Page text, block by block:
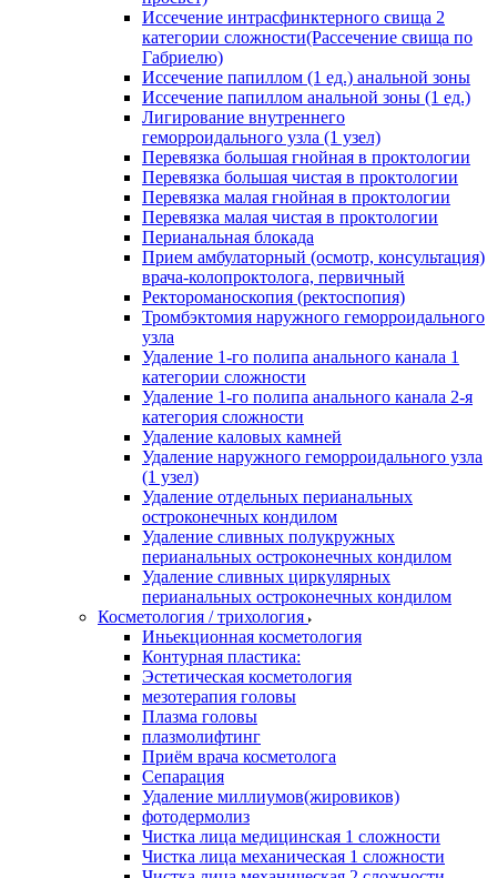
Иссечение интрасфинктерного свища 2
категории сложности(Рассечение свища по
Габриелю)
Иссечение папиллом (1 ед.) анальной зоны
Иссечение папиллом анальной зоны (1 ед.)
Лигирование внутреннего
геморроидального узла (1 узел)
Перевязка большая гнойная в проктологии
Перевязка большая чистая в проктологии
Перевязка малая гнойная в проктологии
Перевязка малая чистая в проктологии
Перианальная блокада
Прием амбулаторный (осмотр, консультация)
врача-колопроктолога, первичный
Ректороманоскопия (ректоспопия)
Тромбэктомия наружного геморроидального
узла
Удаление 1-го полипа анального канала 1
категории сложности
Удаление 1-го полипа анального канала 2-я
категория сложности
Удаление каловых камней
Удаление наружного геморроидального узла
(1 узел)
Удаление отдельных перианальных
остроконечных кондилом
Удаление сливных полукружных
перианальных остроконечных кондилом
Удаление сливных циркулярных
перианальных остроконечных кондилом
Косметология / трихология
Иньекционная косметология
Контурная пластика:
Эстетическая косметология
мезотерапия головы
Плазма головы
плазмолифтинг
Приём врача косметолога
Сепарация
Удаление миллиумов(жировиков)
фотодермолиз
Чистка лица медицинская 1 сложности
Чистка лица механическая 1 сложности